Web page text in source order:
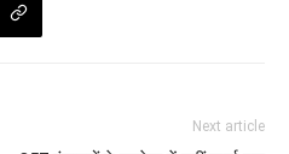
Next article